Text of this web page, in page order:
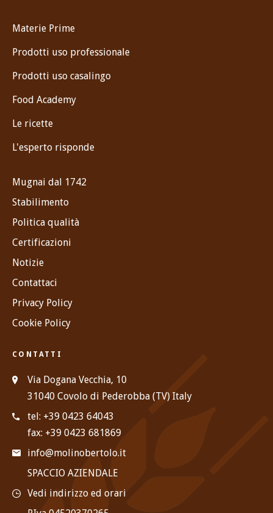
Materie Prime
Prodotti uso professionale
Prodotti uso casalingo
Food Academy
Le ricette
L'esperto risponde
Mugnai dal 1742
Stabilimento
Politica qualità
Certificazioni
Notizie
Contattaci
Privacy Policy
Cookie Policy
CONTATTI
Via Dogana Vecchia, 10
31040 Covolo di Pederobba (TV) Italy
tel: +39 0423 64043
fax: +39 0423 681869
info@molinobertolo.it
SPACCIO AZIENDALE
Vedi indirizzo ed orari